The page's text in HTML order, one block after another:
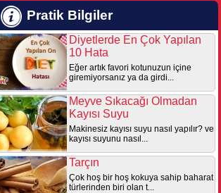
Pratik Bilgiler
Diyetlerde En Çok Yapılan
10 Hata
Eğer artık favori kotunuzun içine
giremiyorsanız ya da girdi...
Meyve Sıkacağı Olmadan
Kayısı Suyu
Makinesiz kayısı suyu nasıl yapılır? ve
kayısı suyunu nasıl...
Tarçın
Çok hoş bir hoş kokuya sahip baharat
türlerinden biri olan t...